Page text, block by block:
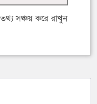
সঞ্চয় করে রাখুন